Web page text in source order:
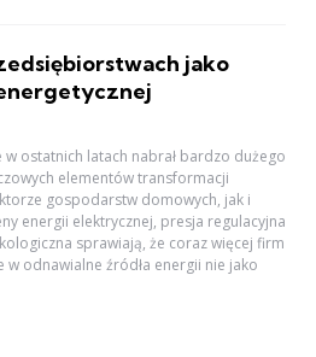
jako
ostatnich latach nabrał bardzo dużego
elementów transformacji
gospodarstw domowych, jak i
energii elektrycznej, presja regulacyjna
sprawiają, że coraz więcej firm
w odnawialne źródła energii nie jako